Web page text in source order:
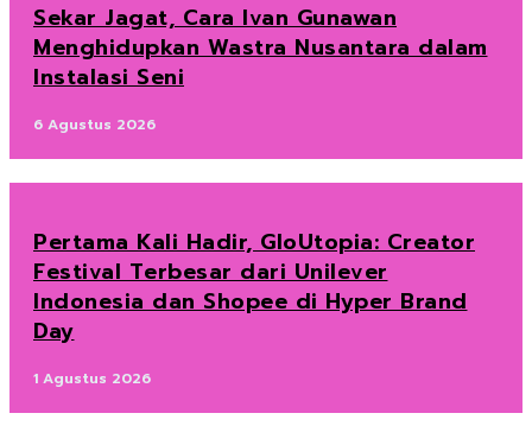
Sekar Jagat, Cara Ivan Gunawan
Menghidupkan Wastra Nusantara dalam
Instalasi Seni
6 Agustus 2026
Pertama Kali Hadir, GloUtopia: Creator
Festival Terbesar dari Unilever
Indonesia dan Shopee di Hyper Brand
Day
1 Agustus 2026